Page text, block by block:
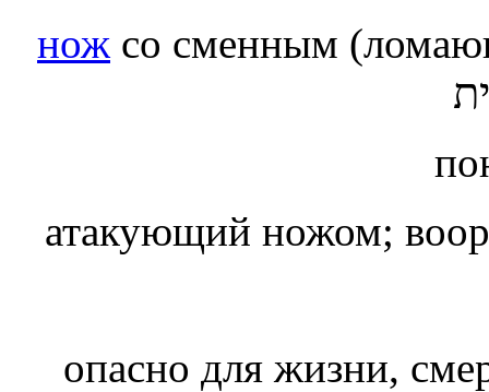
нож со сменным
атакующий ножом;
опасно для жизни,